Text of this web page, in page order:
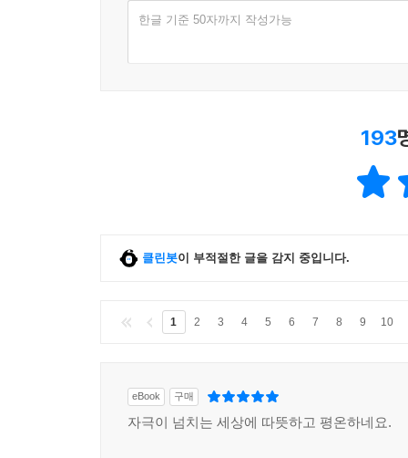
한글 기준 50자까지 작성가능
193
클린봇이 부적절한 글을 감지 중입니다.
1 2 3 4 5 6 7 8 9 10
eBook 구매
자극이 넘치는 세상에 따뜻하고 평온하네요.